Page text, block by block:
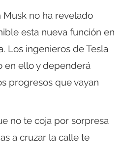
no ha revelado
esta nueva función en
Los ingenieros de Tesla
en ello y dependerá
progresos que vayan
no te coja por sorpresa
a cruzar la calle te